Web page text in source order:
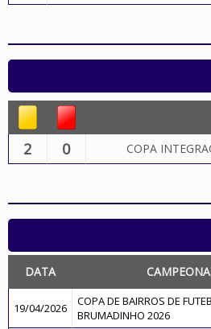
2 0 COPA
DATA
19/04/2026
COPA DE BAIRROS DE
BRUMADINHO 2026